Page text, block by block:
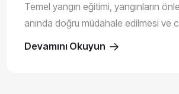
Temel yangın eğitimi, yangınların
anında doğru müdahale edilmesi ve
Devamını Okuyun